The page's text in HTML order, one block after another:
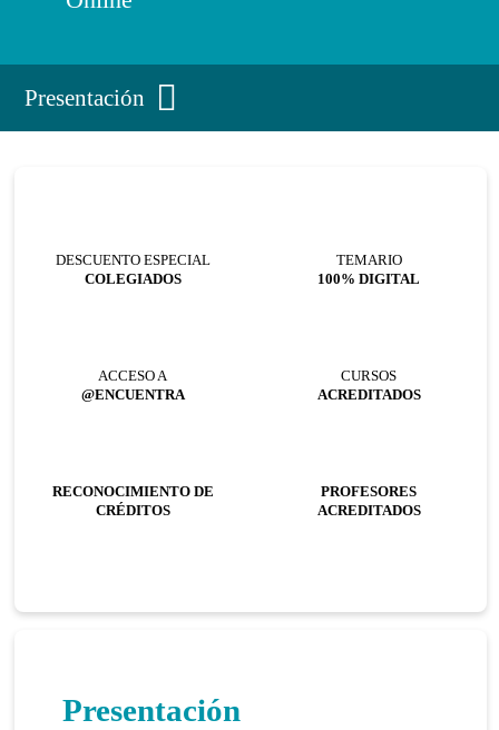
Presentación
DESCUENTO ESPECIAL
COLEGIADOS
TEMARIO
100% DIGITAL
ACCESO A
@ENCUENTRA
CURSOS
ACREDITADOS
RECONOCIMIENTO DE
CRÉDITOS
PROFESORES
ACREDITADOS
Presentación